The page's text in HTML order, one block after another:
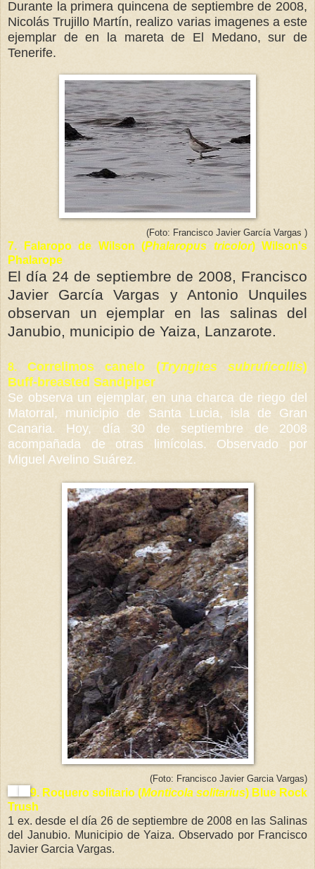
Durante la primera quincena de septiembre de 2008,
Nicolás Trujillo Martín, realizo varias imagenes a este
ejemplar de en la mareta de El Medano, sur de
Tenerife.
(Foto: Francisco Javier García Vargas )
7. Falaropo de Wilson (Phalaropus tricolor) Wilson's
Phalarope
El día 24 de septiembre de 2008, Francisco
Javier García Vargas y Antonio Unquiles
observan un ejemplar en las salinas del
Janubio, municipio de Yaiza, Lanzarote.
8. Correlimos canelo (Tryngites subruficollis)
Buff-breasted Sandpiper
Se observa un ejemplar, en una charca de riego del
Matorral, municipio de Santa Lucia, isla de Gran
Canaria. Hoy, día 30 de septiembre de 2008
acompañada de otras limícolas. Observado por
Miguel Avelino Suárez.
(Foto: Francisco Javier Garcia Vargas)
9. Roquero solitario (Monticola solitarius) Blue Rock
Trush
1 ex. desde el día 26 de septiembre de 2008 en las Salinas
del Janubio. Municipio de Yaiza. Observado por Francisco
Javier Garcia Vargas.